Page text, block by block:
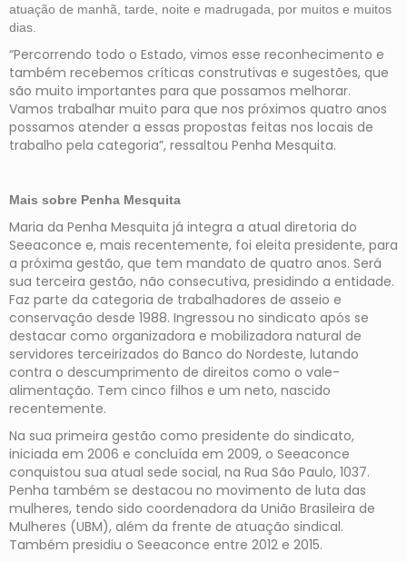
atuação de manhã, tarde, noite e madrugada, por muitos e muitos
dias.
“Percorrendo todo o Estado, vimos esse reconhecimento e
também recebemos críticas construtivas e sugestões, que
são muito importantes para que possamos melhorar.
Vamos trabalhar muito para que nos próximos quatro anos
possamos atender a essas propostas feitas nos locais de
trabalho pela categoria”, ressaltou Penha Mesquita.
Mais sobre Penha Mesquita
Maria da Penha Mesquita já integra a atual diretoria do
Seeaconce e, mais recentemente, foi eleita presidente, para
a próxima gestão, que tem mandato de quatro anos. Será
sua terceira gestão, não consecutiva, presidindo a entidade.
Faz parte da categoria de trabalhadores de asseio e
conservação desde 1988. Ingressou no sindicato após se
destacar como organizadora e mobilizadora natural de
servidores terceirizados do Banco do Nordeste, lutando
contra o descumprimento de direitos como o vale-
alimentação. Tem cinco filhos e um neto, nascido
recentemente.
Na sua primeira gestão como presidente do sindicato,
iniciada em 2006 e concluída em 2009, o Seeaconce
conquistou sua atual sede social, na Rua São Paulo, 1037.
Penha também se destacou no movimento de luta das
mulheres, tendo sido coordenadora da União Brasileira de
Mulheres (UBM), além da frente de atuação sindical.
Também presidiu o Seeaconce entre 2012 e 2015.